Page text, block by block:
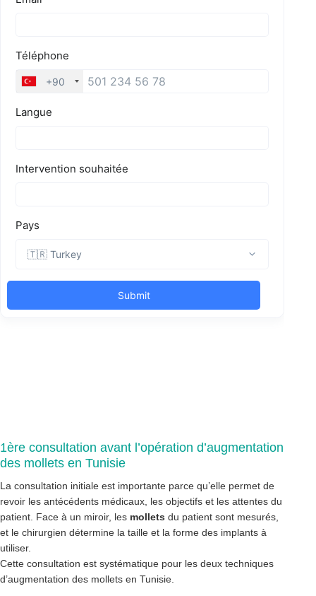
1ère consultation avant l’opération d’augmentation
des mollets en Tunisie
La consultation initiale est importante parce qu’elle permet de
revoir les antécédents médicaux, les objectifs et les attentes du
patient. Face à un miroir, les mollets du patient sont mesurés,
et le chirurgien détermine la taille et la forme des implants à
utiliser.
Cette consultation est systématique pour les deux techniques
d’augmentation des mollets en Tunisie.